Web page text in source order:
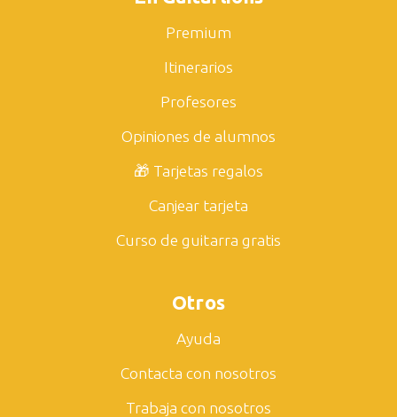
Premium
Itinerarios
Profesores
Opiniones de alumnos
🎁 Tarjetas regalos
Canjear tarjeta
Curso de guitarra gratis
Otros
Ayuda
Contacta con nosotros
Trabaja con nosotros